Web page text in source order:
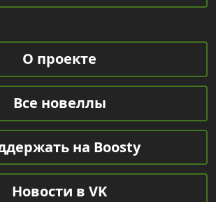
О проекте
Все новеллы
на Boosty
Новости в VK